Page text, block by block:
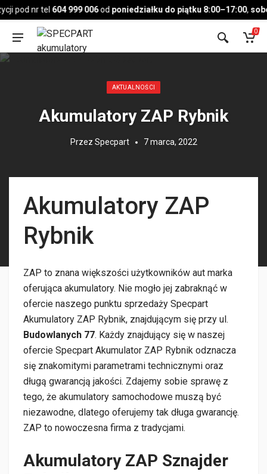
pod nr tel604 999 006odponiedziałku do piątku 8:00–17:00,
Pojazd
0
Opublikowany w:
AKTUALNOŚCI
Akumulatory ZAP Rybnik
Przez Specpart 7 marca, 2022
Akumulatory ZAP
Rybnik
ZAP to znana większości użytkowników aut marka
oferująca akumulatory. Nie mogło jej zabraknąć w
ofercie naszego punktu sprzedaży Specpart
Akumulatory ZAP Rybnik, znajdującym się przy ul.
Budowlanych 77. Każdy znajdujący się w naszej
ofercie Specpart Akumulator ZAP Rybnik odznacza
się znakomitymi parametrami technicznymi oraz
długą gwarancją jakości. Zdajemy sobie sprawę z
tego, że akumulatory samochodowe muszą być
niezawodne, dlatego oferujemy tak długa gwarancję.
ZAP to nowoczesna firma z tradycjami.
Akumulatory ZAP Sznajder